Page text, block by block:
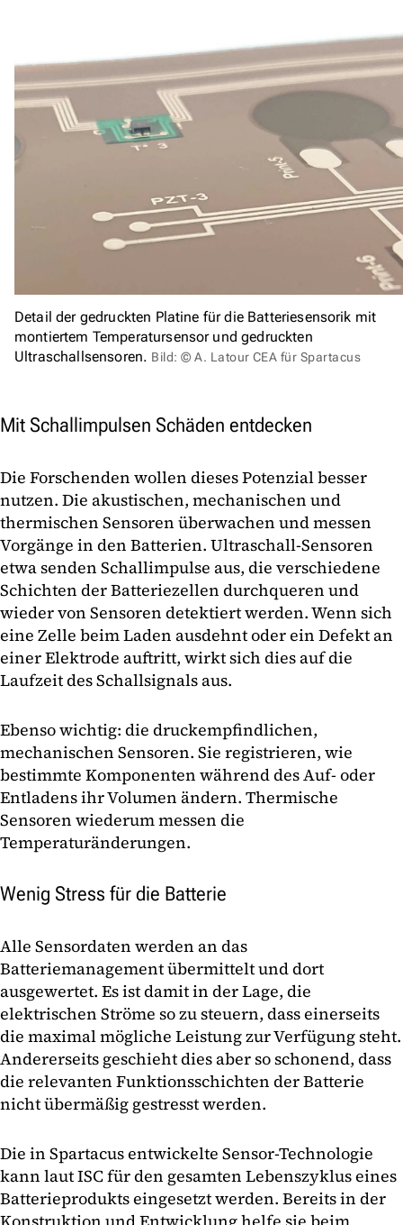
Detail der gedruckten Platine für die Batteriesensorik mit
montiertem Temperatursensor und gedruckten
Ultraschallsensoren. Bild: © A. Latour CEA für Spartacus
Mit Schallimpulsen Schäden entdecken
Die Forschenden wollen dieses Potenzial besser
nutzen. Die akustischen, mechanischen und
thermischen Sensoren überwachen und messen
Vorgänge in den Batterien. Ultraschall-Sensoren
etwa senden Schallimpulse aus, die verschiedene
Schichten der Batteriezellen durchqueren und
wieder von Sensoren detektiert werden. Wenn sich
eine Zelle beim Laden ausdehnt oder ein Defekt an
einer Elektrode auftritt, wirkt sich dies auf die
Laufzeit des Schallsignals aus.
Ebenso wichtig: die druckempfindlichen,
mechanischen Sensoren. Sie registrieren, wie
bestimmte Komponenten während des Auf- oder
Entladens ihr Volumen ändern. Thermische
Sensoren wiederum messen die
Temperaturänderungen.
Wenig Stress für die Batterie
Alle Sensordaten werden an das
Batteriemanagement übermittelt und dort
ausgewertet. Es ist damit in der Lage, die
elektrischen Ströme so zu steuern, dass einerseits
die maximal mögliche Leistung zur Verfügung steht.
Andererseits geschieht dies aber so schonend, dass
die relevanten Funktionsschichten der Batterie
nicht übermäßig gestresst werden.
Die in Spartacus entwickelte Sensor-Technologie
kann laut ISC für den gesamten Lebenszyklus eines
Batterieprodukts eingesetzt werden. Bereits in der